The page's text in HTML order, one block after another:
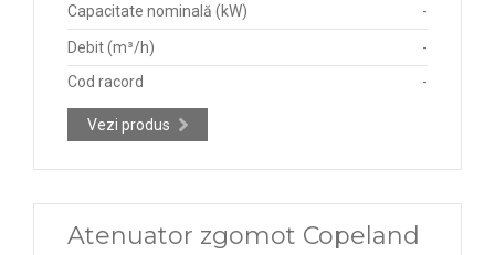
Capacitate nominală (kW) -
Debit (m³/h)
-
Cod racord
-
Vezi produs
Atenuator zgomot Copeland